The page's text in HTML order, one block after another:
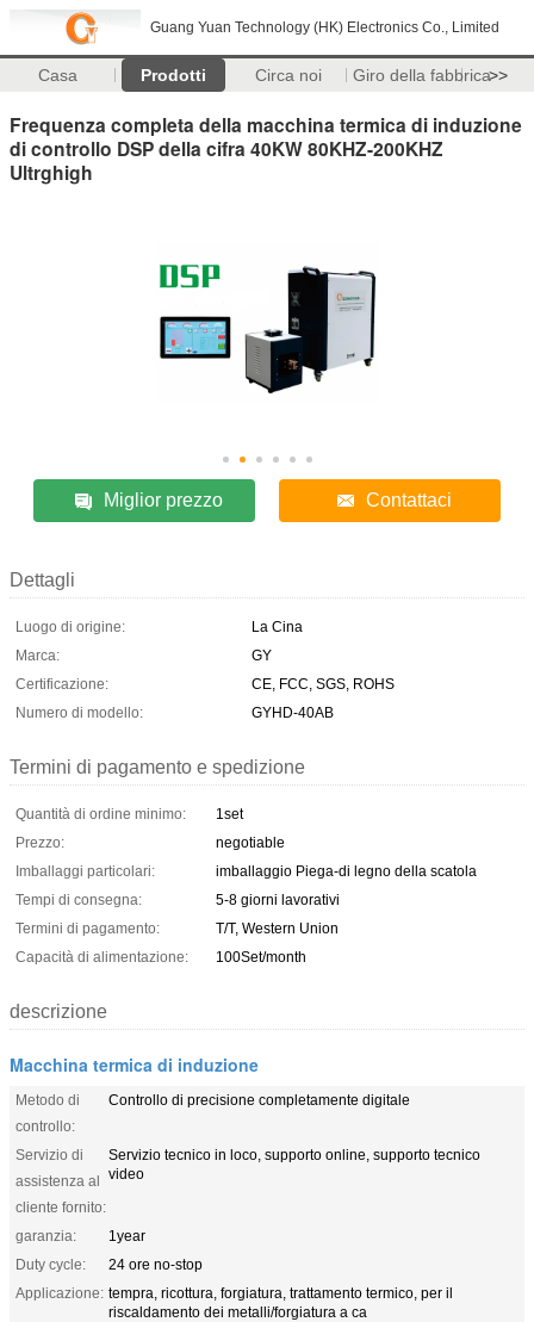
Guang Yuan Technology (HK) Electronics Co., Limited
Casa Prodotti Circa noi Giro della fabbrica>>
Frequenza completa della macchina termica di induzione
di controllo DSP della cifra 40KW 80KHZ-200KHZ
Ultrghigh
Miglior prezzo Contattaci
Dettagli
Luogo di origine:
La Cina
Marca:
GY
Certificazione:
CE, FCC, SGS, ROHS
Numero di modello:
GYHD-40AB
Termini di pagamento e spedizione
Quantità di ordine minimo:
1set
Prezzo:
negotiable
Imballaggi particolari:
imballaggio Piega-di legno della scatola
Tempi di consegna:
5-8 giorni lavorativi
Termini di pagamento:
T/T, Western Union
Capacità di alimentazione:
100Set/month
descrizione
Macchina termica di induzione
Metodo di
controllo:
Controllo di precisione completamente digitale
Servizio di
assistenza al
cliente fornito:
Servizio tecnico in loco, supporto online, supporto tecnico
video
garanzia:
1year
Duty cycle:
24 ore no-stop
Applicazione: tempra, ricottura, forgiatura, trattamento termico, per il
riscaldamento dei metalli/forgiatura a ca